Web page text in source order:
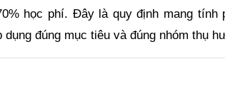
học phí. Đây là quy định mang tính
đúng mục tiêu và đúng nhóm thụ